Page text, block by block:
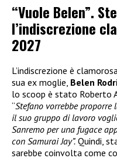
“Vuole Belen”.
l’indiscrezione
2027
L’indiscrezione è
sua ex moglie, Belen
lo scoop è stato Roberto
“Stefano vorrebbe proporre
il suo gruppo di lavoro
Sanremo per una fugace
con Samurai Jay”. Quindi,
sarebbe coinvolta come